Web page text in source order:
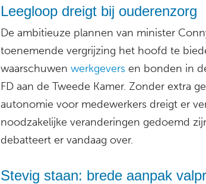
Leegloop dreigt bij ouderenzorg
De ambitieuze plannen van minister
toenemende vergrijzing het hoofd te
waarschuwen werkgevers en bonden in
FD aan de Tweede Kamer. Zonder extra
autonomie voor medewerkers dreigt er
noodzakelijke veranderingen gedoemd
debatteert er vandaag over.
Stevig staan: brede aanpak